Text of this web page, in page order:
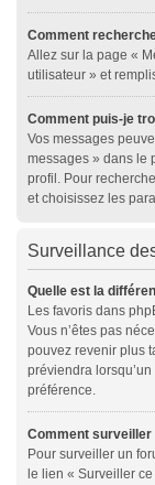
Comment
Allez sur la page «
utilisateur » et
Comment puis-je
Vos messages
messages » dans le
profil. Pour
et choisissez les
Surveillance
Quelle est la
Les favoris dans
Vous n’êtes pas
pouvez revenir plus
préviendra
préférence.
Comment
Pour surveiller un
le lien « Surveiller